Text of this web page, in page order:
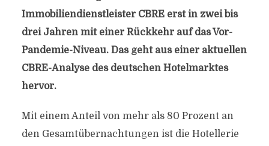
Immobiliendienstleister CBRE erst in zwei bis
drei Jahren mit einer Rückkehr auf das Vor-
Pandemie-Niveau. Das geht aus einer aktuellen
CBRE-Analyse des deutschen Hotelmarktes
hervor.
Mit einem Anteil von mehr als 80 Prozent an
den Gesamtübernachtungen ist die Hotellerie